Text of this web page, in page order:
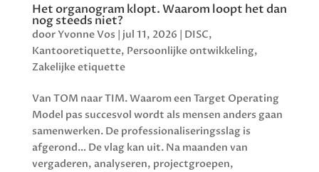
Het organogram klopt. Waarom loopt het dan
nog steeds niet?
doorYvonne Vos | jul 11, 2026 | DISC,
Kantooretiquette, Persoonlijke ontwikkeling,
Zakelijke etiquette
Van TOM naar TIM. Waarom een Target Operating
Model pas succesvol wordt als mensen anders gaan
samenwerken. De professionaliseringsslag is
afgerond… De vlag kan uit. Na maanden van
vergaderen, analyseren, projectgroepen,